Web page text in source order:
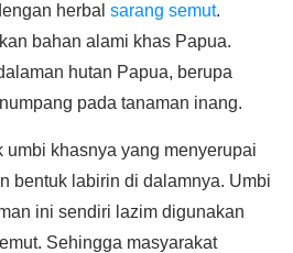
herbal sarang semut.
bahan alami khas Papua.
hutan Papua, berupa
pada tanaman inang.
umbi khasnya yang menyerupai
bentuk labirin di dalamnya. Umbi
ini sendiri lazim digunakan
Sehingga masyarakat